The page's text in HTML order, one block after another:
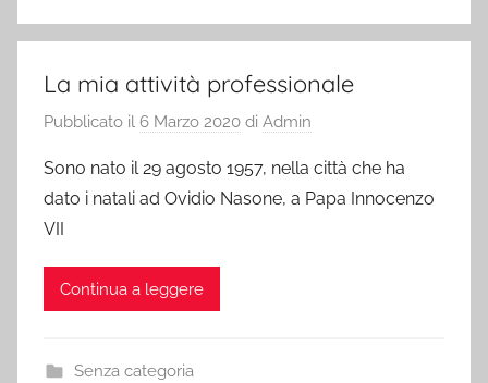
La mia attività professionale
Pubblicato il 6 Marzo 2020 di Admin
Sono nato il 29 agosto 1957, nella città che ha
dato i natali ad Ovidio Nasone, a Papa Innocenzo
VII
Continua a leggere
Senza categoria